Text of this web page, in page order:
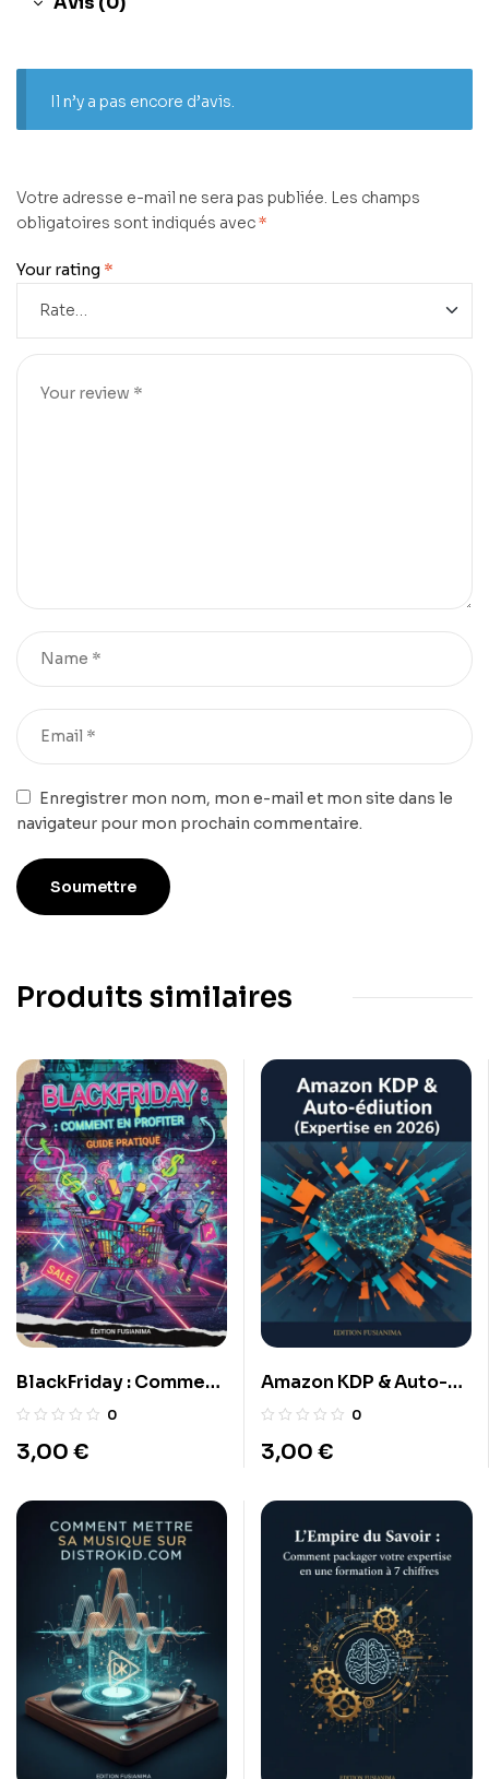
Il n’y a pas encore d’avis.
Votre adresse e-mail ne sera pas publiée. Les champs
obligatoires sont indiqués avec*
Your rating *
Enregistrer mon nom, mon e-mail et mon site dans le
navigateur pour mon prochain commentaire.
Produits similaires
BlackFriday : Comment
en profiter0
3,00 €
Amazon KDP & Auto-
édition (Expertise en
0
3,00 €